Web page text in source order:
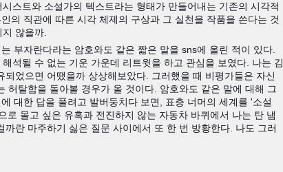
스트와 소설가의 텍스트라는 형태가 만들어내는 기존의 시각적
의 직관에 따른 시각 체제의 구상과 그 실천을 작품을 쓴다는 것
않을까.
부자란다라는 암호와도 같은 짧은 말을 sns에 올린 적이 있다.
석될 수 없는 기운 가운데 리트윗을 하고 관심을 보였다. 나는 김
었으면 어땠을까 상상해보았다. 그러했을 때 비평가들은 자신
허탈함을 돌아볼 경우가 올 것이다. 암호와도 같은 말에 대해 그
대한 답을 풀려고 발버둥치다 보면, 표층 너머의 세계를 '소설
로 몰고 싶은 유혹과 전진하지 않는 자동차 바퀴에서 나는 탄 냄
란 마주하기 싫은 질문 사이에서 또 한 번 방황한다. 나도 그러